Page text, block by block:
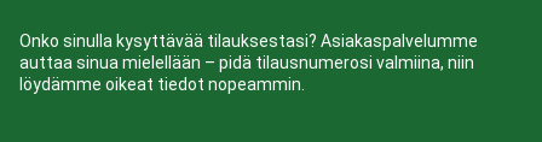
Onko sinulla kysyttävää tilauksestasi? Asiakaspalvelumme
auttaa sinua mielellään – pidä tilausnumerosi valmiina, niin
löydämme oikeat tiedot nopeammin.